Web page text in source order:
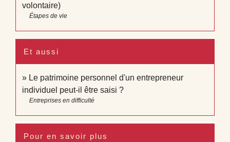
volontaire)
Étapes de vie
Et aussi
Le patrimoine personnel d'un entrepreneur
individuel peut-il être saisi ?
Entreprises en difficulté
Pour en savoir plus